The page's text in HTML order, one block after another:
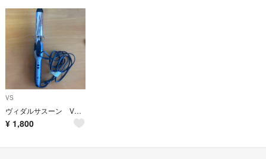
VS
ヴィダルサスーン VS コテ ヘアアイロン
¥ 1,800